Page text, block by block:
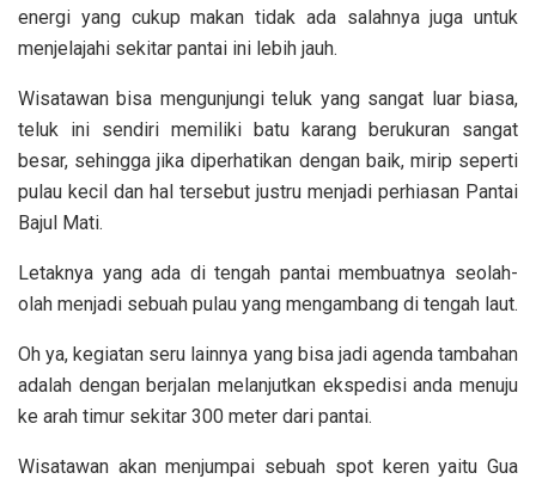
energi yang cukup makan tidak ada salahnya juga untuk
menjelajahi sekitar pantai ini lebih jauh.
Wisatawan bisa mengunjungi teluk yang sangat luar biasa,
teluk ini sendiri memiliki batu karang berukuran sangat
besar, sehingga jika diperhatikan dengan baik, mirip seperti
pulau kecil dan hal tersebut justru menjadi perhiasan Pantai
Bajul Mati.
Letaknya yang ada di tengah pantai membuatnya seolah-
olah menjadi sebuah pulau yang mengambang di tengah laut.
Oh ya, kegiatan seru lainnya yang bisa jadi agenda tambahan
adalah dengan berjalan melanjutkan ekspedisi anda menuju
ke arah timur sekitar 300 meter dari pantai.
Wisatawan akan menjumpai sebuah spot keren yaitu Gua